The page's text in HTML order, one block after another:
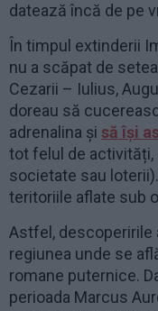
datează încă de pe
În timpul extinderii
nu a scăpat de
Cezarii – Iulius,
doreau să
adrenalina și să își
tot felul de activități,
societate sau
teritoriile aflate sub
Astfel, descoperirile
regiunea unde se
romane puternice.
perioada Marcus